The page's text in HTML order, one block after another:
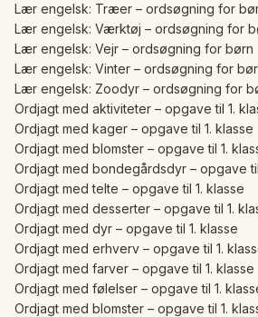
Lær engelsk: Træer – ordsøgning for
Lær engelsk: Værktøj – ordsøgning for
Lær engelsk: Vejr – ordsøgning for børn
Lær engelsk: Vinter – ordsøgning for
Lær engelsk: Zoodyr – ordsøgning for
Ordjagt med aktiviteter – opgave til 1.
Ordjagt med kager – opgave til 1. klasse
Ordjagt med blomster – opgave til 1.
Ordjagt med bondegårdsdyr – opgave
Ordjagt med telte – opgave til 1. klasse
Ordjagt med desserter – opgave til 1.
Ordjagt med dyr – opgave til 1. klasse
Ordjagt med erhverv – opgave til 1.
Ordjagt med farver – opgave til 1. klasse
Ordjagt med følelser – opgave til 1.
Ordjagt med blomster – opgave til 1.